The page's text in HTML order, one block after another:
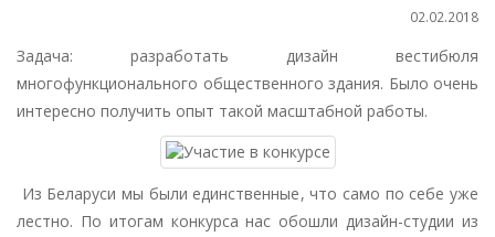
02.02.2018
Задача: разработать дизайн вестибюля
многофункционального общественного здания. Было очень
интересно получить опыт такой масштабной работы.
Из Беларуси мы были единственные, что само по себе уже
лестно. По итогам конкурса нас обошли дизайн-студии из